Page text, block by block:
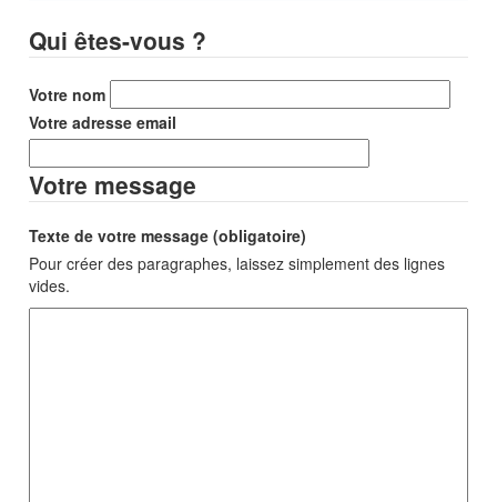
Qui êtes-vous ?
Votre nom
Votre adresse email
Votre message
Texte de votre message (obligatoire)
Pour créer des paragraphes, laissez simplement des lignes
vides.